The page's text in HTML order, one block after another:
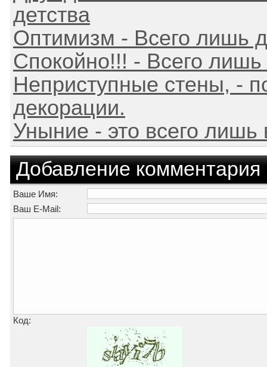
детства
Оптимизм - Всего лишь
Спокойно!!! - Всего
Неприступные стены, -
декорации.
Уныние - это всего лишь
Добавление комментария
Ваше Имя:
Ваш E-Mail:
Код: